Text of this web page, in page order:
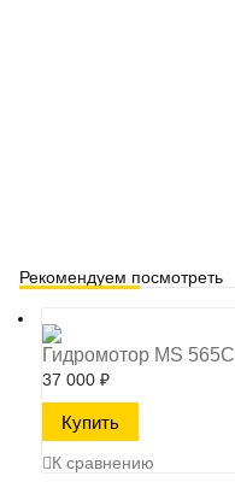
Рекомендуем посмотреть
Гидромотор MS 565C
37 000 ₽
К сравнению